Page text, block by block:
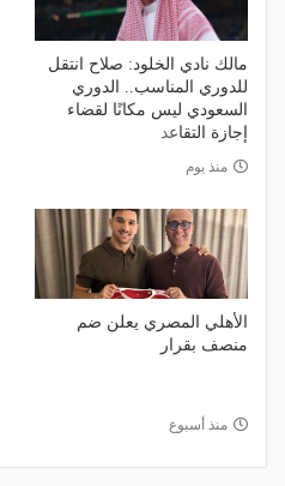
مالك نادي الخلود: صلاح انتقل
للدوري المناسب.. الدوري
السعودي ليس مكانًا لقضاء
إجازة التقاعد
منذ يوم
الأهلي المصري يعلن ضم
منصف بقرار
منذ أسبوع